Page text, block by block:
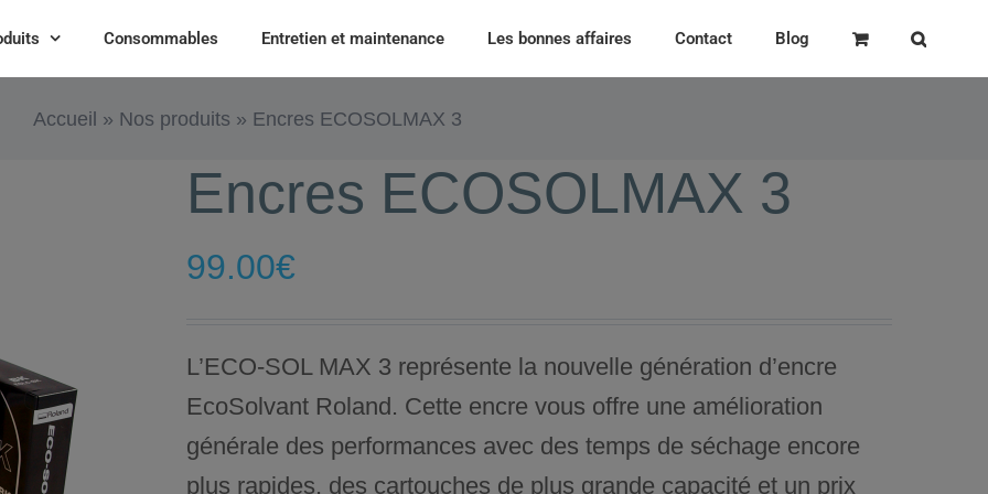
Consommables Entretien et maintenance Les bonnes affaires Contact Blog
Accueil » Nos produits » Encres ECOSOLMAX 3
Encres ECOSOLMAX 3
99.00€
L’ECO-SOL MAX 3 représente la nouvelle génération d’encre
EcoSolvant Roland. Cette encre vous offre une amélioration
générale des performances avec des temps de séchage encore
plus rapides, des cartouches de plus grande capacité et un prix